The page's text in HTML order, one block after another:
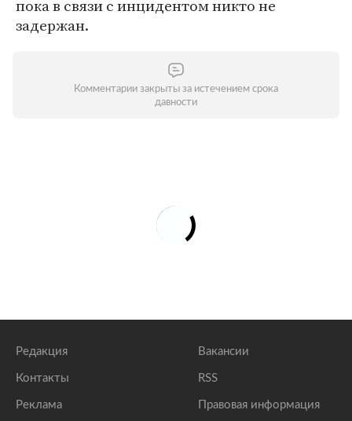
пока в связи с инцидентом никто не
задержан.
Комментарии закрыты за истечением срока
давности
Редакция
Контакты
Реклама
Вакансии
RSS
Правовая информация